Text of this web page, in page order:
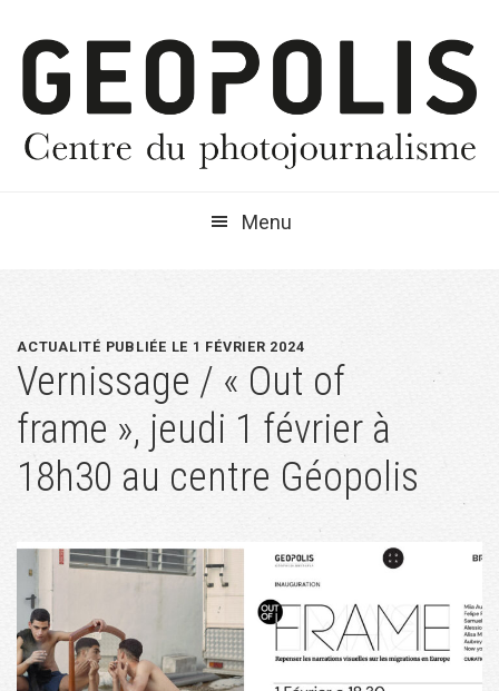
navigation
principale
contenu
principal
barre
latérale
Menu
ACTUALITÉ PUBLIÉE LE 1 FÉVRIER 2024
Vernissage / « Out of
frame », jeudi 1 février à
18h30 au centre Géopolis